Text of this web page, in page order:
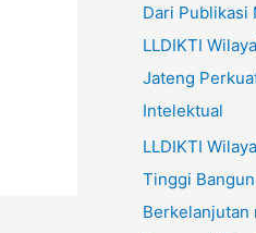
Dari Publikasi
LLDIKTI
Jateng
Intelektual
LLDIKTI
Tinggi
Berkelanjutan